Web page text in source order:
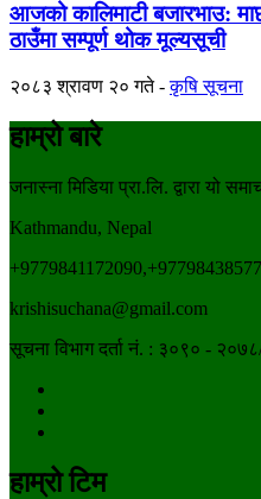
आजको कालिमाटी बजारभाउ:
ठाउँमा सम्पूर्ण थोक मूल्यसूची
२०८३ श्रावण २० गते कृषि सूचना
हाम्रो बारे
जनास्ना मिडिया प्रा.लि. द्वारा यो
Kathmandu, Nepal
krishisuchana@gmail.com
सूचना विभाग दर्ता नं. : ३०९० -
हाम्रो टिम